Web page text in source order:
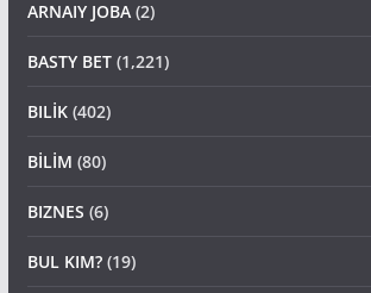
ARNAIY JOBA(2)
BASTY BET(1,221)
BILİK(402)
BİLİM (80)
BIZNES (6)
BUL KIM?(19)